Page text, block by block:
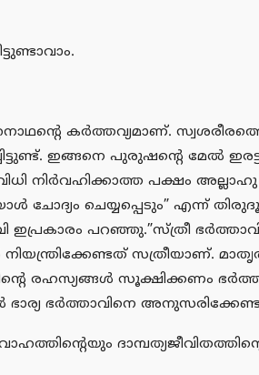
കര്‍ത്തവ്യമാണ്.
ഇങ്ങനെ പുരുഷന്റെ മേല്‍ ഇരട്ട
നിര്‍വഹിക്കാത്ത പക്ഷം
ചെയ്യപ്പെടും” എന്ന്
പറഞ്ഞു.”സ്ത്രീ
നിയന്ത്രിക്കേണ്ടത് സത്രീയാണ്.
രഹസ്യങ്ങള്‍ സൂക്ഷിക്കണം
ഭാര്യ ഭര്‍ത്താവിനെ